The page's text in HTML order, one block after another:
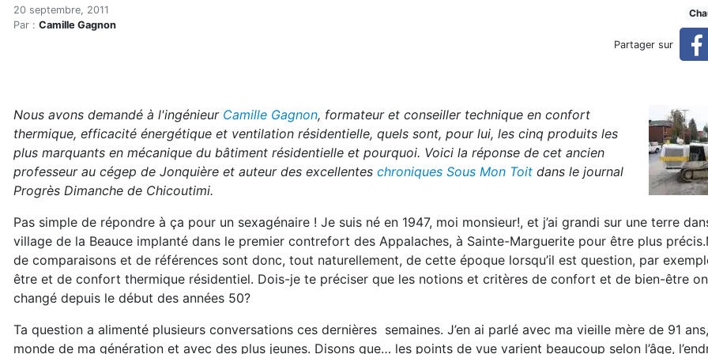
Accueil
Articles
Cinq innovations historiques en mécanique du
20 septembre, 2011
Par : Camille Gagnon
Partager sur
Nous avons demandé à l'ingénieur Camille Gagnon, formateur et conseiller technique en confort
thermique, efficacité énergétique et ventilation résidentielle, quels sont, pour lui, les cinq produits les
plus marquants en mécanique du bâtiment résidentielle et pourquoi. Voici la réponse de cet ancien
professeur au cégep de Jonquière et auteur des excellentes chroniques Sous Mon Toit dans le journal
Progrès Dimanche de Chicoutimi.
Pas simple de répondre à ça pour un sexagénaire ! Je suis né en 1947, moi monsieur!, et j’ai grandi sur une terre
village de la Beauce implanté dans le premier contrefort des Appalaches, à Sainte-Marguerite pour être plus
de comparaisons et de références sont donc, tout naturellement, de cette époque lorsqu’il est question, par
être et de confort thermique résidentiel. Dois-je te préciser que les notions et critères de confort et de bien-être
changé depuis le début des années 50?
Ta question a alimenté plusieurs conversations ces dernières semaines. J’en ai parlé avec ma vieille mère de 91
monde de ma génération et avec des plus jeunes. Disons que… les points de vue varient beaucoup selon l’âge,